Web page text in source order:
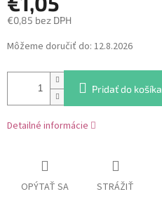
€0,85 bez DPH
Jednotková
cena:
Môžeme doručiť do: 12.8.2026
Pridať do košíka
Detailné informácie
OPÝTAŤ SA STRÁŽIŤ